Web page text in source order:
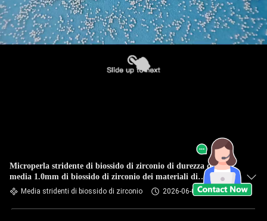
Microperla stridente di biossido di zirconio di durezza di
media 1.0mm di biossido di zirconio dei materiali di
isolamento alta
Media stridenti di biossido di zirconio 2026-06-03